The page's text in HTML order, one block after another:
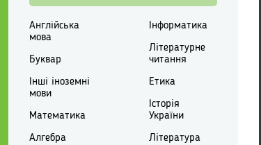
Англійська
мова
Буквар
Інші іноземні
мови
Математика
Алгебра
Інформатика
Літературне
читання
Етика
Історія
України
Література